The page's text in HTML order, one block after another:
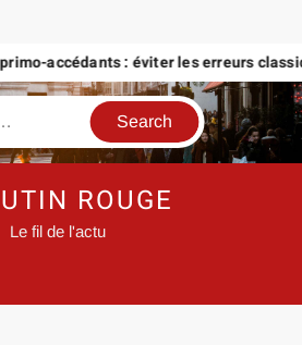
accédants : éviter les erreurs
ROUGE
Le fil de l'actu